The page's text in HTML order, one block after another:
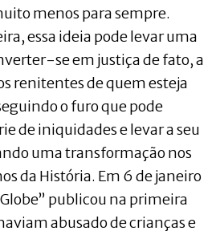
menos para sempre.
essa ideia pode levar uma
se em justiça de fato, a
renitentes de quem esteja
o furo que pode
de iniquidades e levar a seu
uma transformação nos
da História. Em 6 de janeiro
publicou na primeira
abusado de crianças e